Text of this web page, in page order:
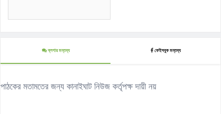
ব্লগার মন্তব্য ফেইসবুক মন্তব্য
পাঠকের মতামতের জন্য কানাইঘাট নিউজ কর্তৃপক্ষ দায়ী নয়